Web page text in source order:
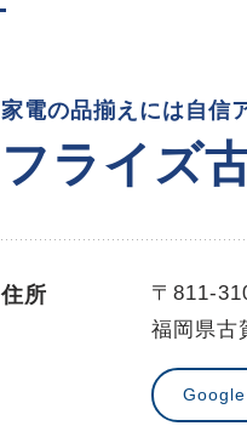
家電の品揃えには自信
フライズ
住所
〒811-
福岡県古